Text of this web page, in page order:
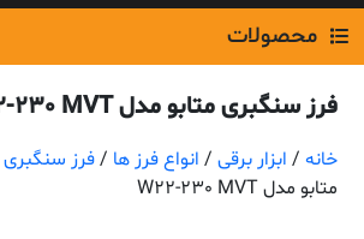
محصولات
فرز سنگبری متابو مدل W22-230 MVT
خانه / ابزار برقی / انواع فرز ها /فرز سنگبری
متابو مدل W22-230 MVT